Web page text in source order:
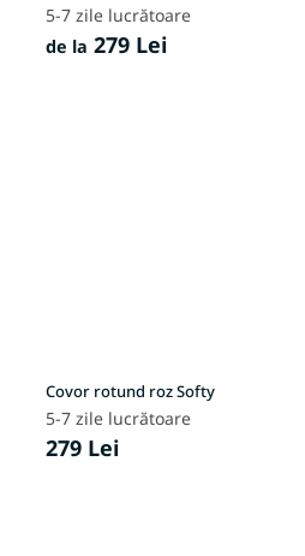
5-7 zile lucrătoare
de la 279 Lei
Covor rotund roz Softy
5-7 zile lucrătoare
279 Lei